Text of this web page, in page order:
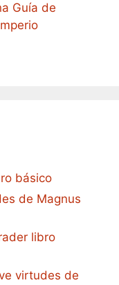
Guía de
básico
de Magnus
libro
virtudes de